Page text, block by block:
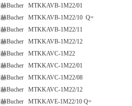
Bucher MTKKAVB-1M22/01
Bucher MTKKAVB-1M22/10 Q=
Bucher MTKKAVB-1M22/11
Bucher MTKKAVB-1M22/12
Bucher MTKKAVC-1M22
Bucher MTKKAVC-1M22/01
Bucher MTKKAVC-1M22/08
Bucher MTKKAVC-1M22/12
Bucher MTKKAVE-1M22/10 Q=